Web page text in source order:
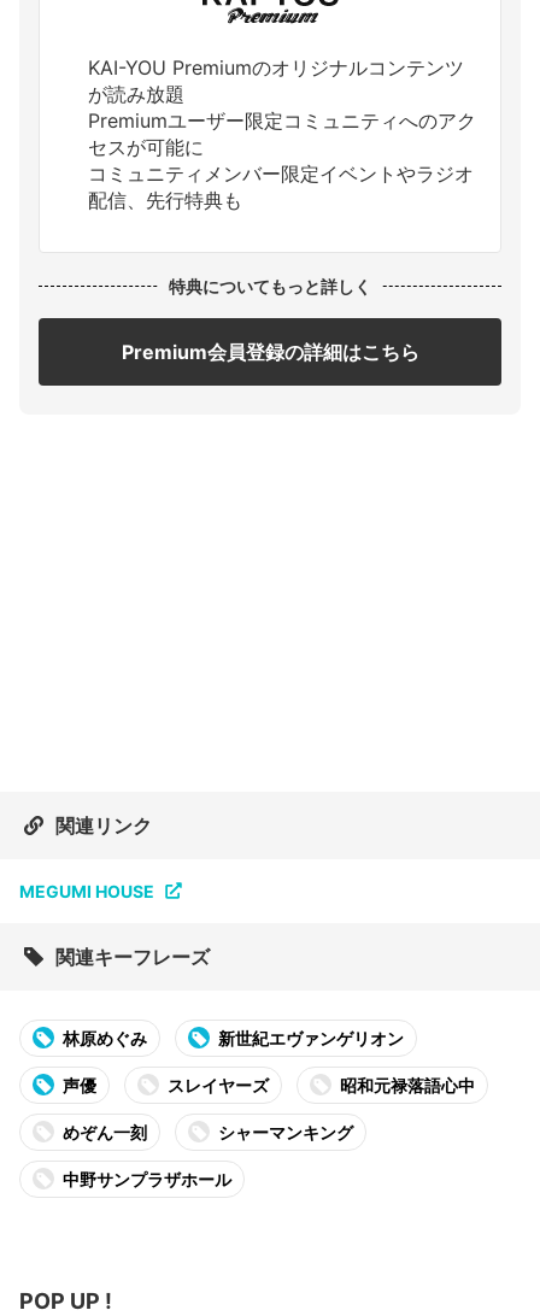
KAI-YOU Premiumのオリジナルコンテンツ
が読み放題
Premiumユーザー限定コミュニティへのアク
セスが可能に
コミュニティメンバー限定イベントやラジオ
配信、先行特典も
特典についてもっと詳しく
Premium会員登録の詳細はこちら
関連リンク
MEGUMI HOUSE
関連キーフレーズ
林原めぐみ 新世紀エヴァンゲリオン
声優 スレイヤーズ 昭和元禄落語心中
めぞん一刻 シャーマンキング
中野サンプラザホール
POP UP !